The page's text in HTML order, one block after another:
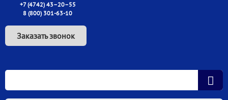
+7 (4742) 43–20–55
8 (800) 301-63-10
Заказать звонок